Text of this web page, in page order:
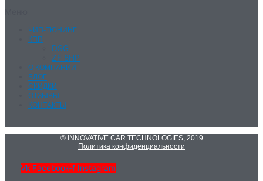
ЧИП-ТЮНИНГ
КПП
DSG
ZF 8HP
О КОМПАНИИ
БЛОГ
СКИДКИ
ОТЗЫВЫ
КОНТАКТЫ
© INNOVATIVE CAR TECHNOLOGIES, 2019
Политика конфиденциальности
Vk Facebook-f Instagram